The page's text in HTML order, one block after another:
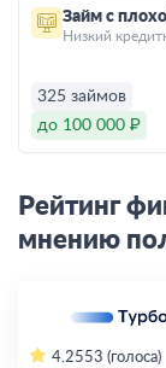
Займ с
Низкий
325 займов
до 100 000 ₽
Рейтинг
мнению
4.2553 (голоса)